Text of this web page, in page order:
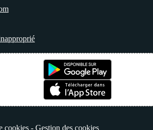
cookies Gestion des cookies